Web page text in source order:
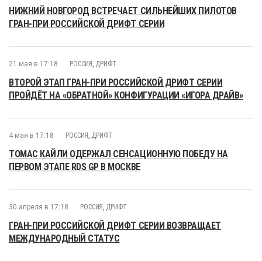
НИЖНИЙ НОВГОРОД ВСТРЕЧАЕТ СИЛЬНЕЙШИХ ПИЛОТОВ
ГРАН-ПРИ РОССИЙСКОЙ ДРИФТ СЕРИИ
21 мая в 17:18 РОССИЯ , ДРИФТ
ВТОРОЙ ЭТАП ГРАН-ПРИ РОССИЙСКОЙ ДРИФТ СЕРИИ
ПРОЙДЁТ НА «ОБРАТНОЙ» КОНФИГУРАЦИИ «ИГОРА ДРАЙВ»
4 мая в 17:18 РОССИЯ , ДРИФТ
ТОМАС КАЙЛИ ОДЕРЖАЛ СЕНСАЦИОННУЮ ПОБЕДУ НА
ПЕРВОМ ЭТАПЕ RDS GP В МОСКВЕ
30 апреля в 17:18 РОССИЯ , ДРИФТ
ГРАН-ПРИ РОССИЙСКОЙ ДРИФТ СЕРИИ ВОЗВРАЩАЕТ
МЕЖДУНАРОДНЫЙ СТАТУС